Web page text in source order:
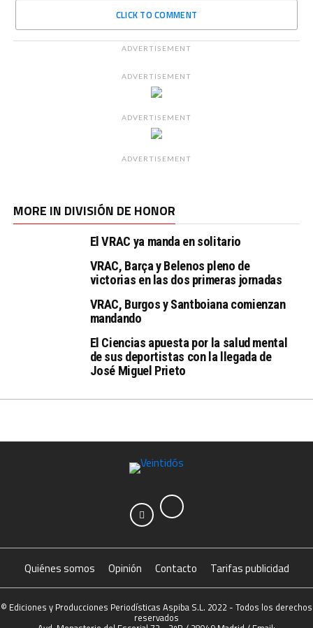
CLICK TO COMMENT
ADVERTISEMENT
ADVERTISEMENT
ADVERTISEMENT
ADVERTISEMENT
MORE IN DIVISIÓN DE HONOR
El VRAC ya manda en solitario
VRAC, Barça y Belenos pleno de
victorias en las dos primeras jornadas
VRAC, Burgos y Santboiana comienzan
mandando
El Ciencias apuesta por la salud mental
de sus deportistas con la llegada de
José Miguel Prieto
Quiénes somos Opinión Contacto Tarifas publicidad
© Ediciones y Producciones Periodísticas Aspiba S.L. 2022 - Todos los derechos
reservados